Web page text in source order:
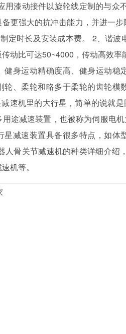
用漆动接件以旋轮线定制的与
更强大的抗冲击能力，并进一
定时长及安装成本费。 2、谐
动比可达50~4000，传动高效
健身运动精确度高、健身运动
轮、柔轮和略多于柔轮的齿轮
速机里的大行星，简单的说就
途减速装置，也被称为伺服电
星减速装置具备很多特点，如
人骨关节减速机的种类详细介
机等。